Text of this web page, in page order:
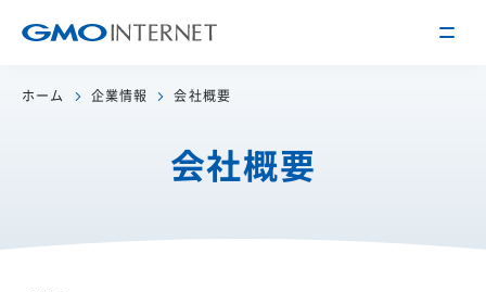
サービス
ホーム 企業情報 会社概要
会社概要